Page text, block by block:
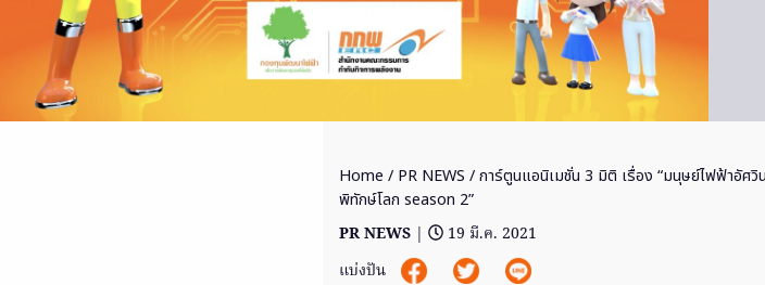
Home / PR NEWS / การ์ตูนแอนิเมชั่น 3 มิติ เรื่อง “มนุษย์ไฟฟ้าอัศวิน
พิทักษ์โลก season 2”
PR NEWS |
19 มี.ค. 2021
แบ่งปัน